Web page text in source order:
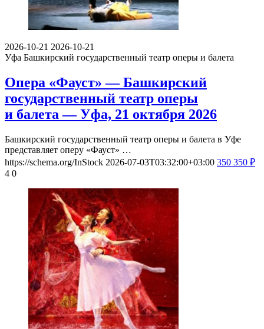
2026-10-21 2026-10-21
Уфа Башкирский государственный театр оперы и балета
Опера «Фауст» — Башкирский
государственный театр оперы
и балета — Уфа, 21 октября 2026
Башкирский государственный театр оперы и балета в Уфе
представляет оперу «Фауст» …
https://schema.org/InStock 2026-07-03T03:32:00+03:00 350 350 ₽
4 0